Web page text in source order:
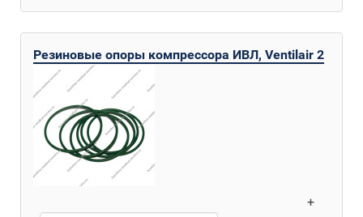
Резиновые опоры компрессора ИВЛ, Ventilair 2
+